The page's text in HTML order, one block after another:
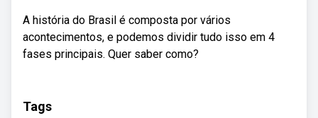
A história do Brasil é composta por vários
acontecimentos, e podemos dividir tudo isso em 4
fases principais. Quer saber como?
Tags